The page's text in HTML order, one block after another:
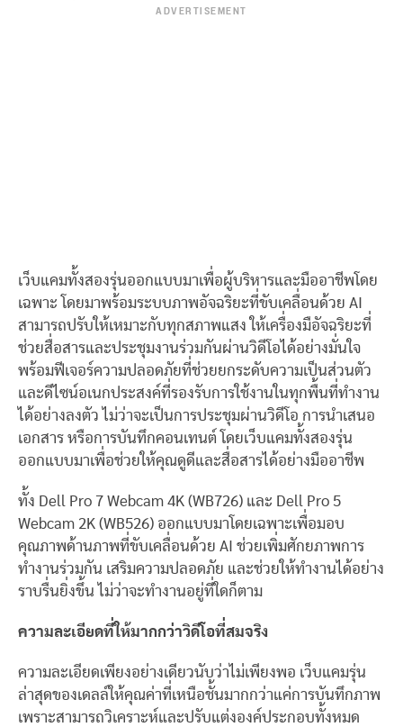
ADVERTISEMENT
เว็บแคมทั้งสองรุ่นออกแบบมาเพื่อผู้บริหารและมืออาชีพโดย
เฉพาะ โดยมาพร้อมระบบภาพอัจฉริยะที่ขับเคลื่อนด้วย AI
สามารถปรับให้เหมาะกับทุกสภาพแสง ให้เครื่องมือัจฉริยะที่
ช่วยสื่อสารและประชุมงานร่วมกันผ่านวิดีโอได้อย่างมั่นใจ
พร้อมฟีเจอร์ความปลอดภัยที่ช่วยยกระดับความเป็นส่วนตัว
และดีไซน์อเนกประสงค์ที่รองรับการใช้งานในทุกพื้นที่ทำงาน
ได้อย่างลงตัว ไม่ว่าจะเป็นการประชุมผ่านวิดีโอ การนำเสนอ
เอกสาร หรือการบันทึกคอนเทนต์ โดยเว็บแคมทั้งสองรุ่น
ออกแบบมาเพื่อช่วยให้คุณดูดีและสื่อสารได้อย่างมืออาชีพ
ทั้ง Dell Pro 7 Webcam 4K (WB726) และ Dell Pro 5
Webcam 2K (WB526) ออกแบบมาโดยเฉพาะเพื่อมอบ
คุณภาพด้านภาพที่ขับเคลื่อนด้วย AI ช่วยเพิ่มศักยภาพการ
ทำงานร่วมกัน เสริมความปลอดภัย และช่วยให้ทำงานได้อย่าง
ราบรื่นยิ่งขึ้น ไม่ว่าจะทำงานอยู่ที่ใดก็ตาม
ความละเอียดที่ให้มากกว่าวิดีโอที่สมจริง
ความละเอียดเพียงอย่างเดียวนับว่าไม่เพียงพอ เว็บแคมรุ่น
ล่าสุดของเดลล์ให้คุณค่าที่เหนือชั้นมากกว่าแค่การบันทึกภาพ
เพราะสามารถวิเคราะห์และปรับแต่งองค์ประกอบทั้งหมด